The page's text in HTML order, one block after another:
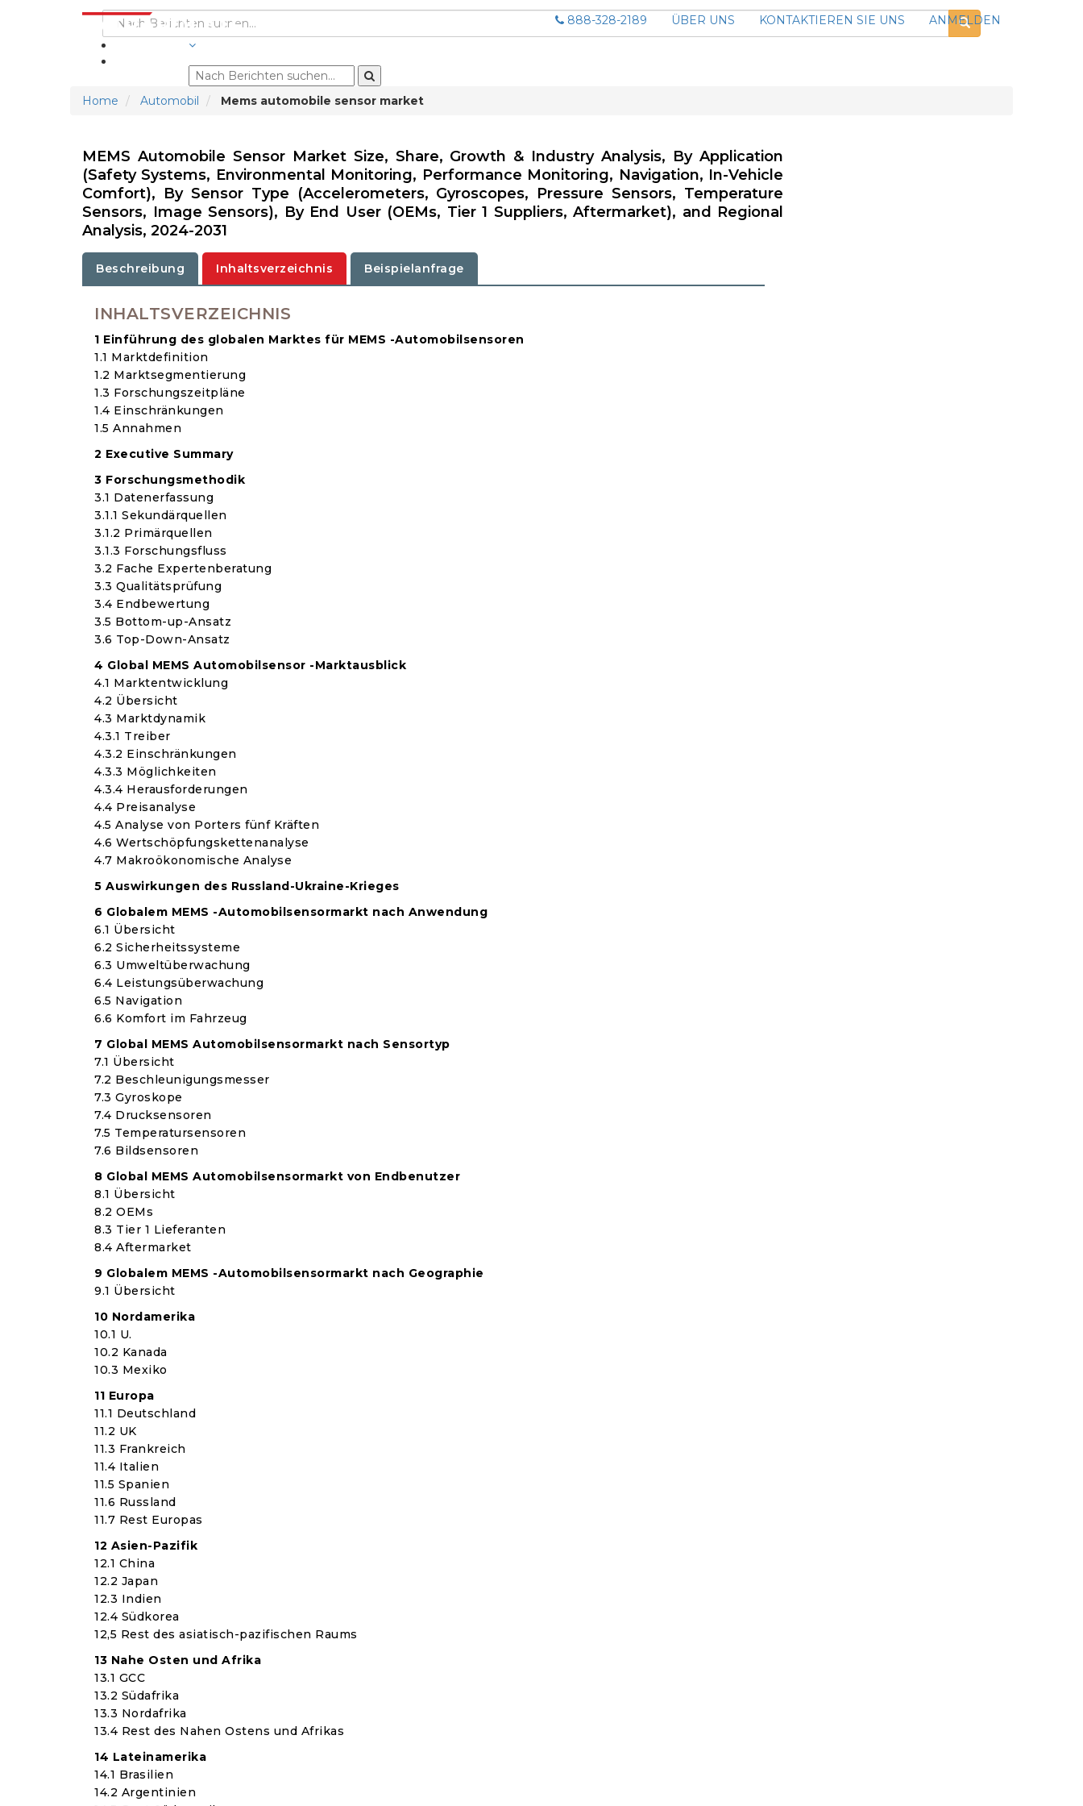
888-328-2189 ÜBER UNS KONTAKTIEREN SIE UNS
ANMELDEN
Home Automobil Mems automobile sensor market
MEMS Automobile Sensor Market Size, Share, Growth & Industry Analysis, By Application
(Safety Systems, Environmental Monitoring, Performance Monitoring, Navigation, In-Vehicle
Comfort), By Sensor Type (Accelerometers, Gyroscopes, Pressure Sensors, Temperature
Sensors, Image Sensors), By End User (OEMs, Tier 1 Suppliers, Aftermarket), and Regional
Analysis, 2024-2031
Beschreibung Inhaltsverzeichnis Beispielanfrage
INHALTSVERZEICHNIS
1 Einführung des globalen Marktes für MEMS -Automobilsensoren
1.1 Marktdefinition
1.2 Marktsegmentierung
1.3 Forschungszeitpläne
1.4 Einschränkungen
1.5 Annahmen
2 Executive Summary
3 Forschungsmethodik
3.1 Datenerfassung
3.1.1 Sekundärquellen
3.1.2 Primärquellen
3.1.3 Forschungsfluss
3.2 Fache Expertenberatung
3.3 Qualitätsprüfung
3.4 Endbewertung
3.5 Bottom-up-Ansatz
3.6 Top-Down-Ansatz
4 Global MEMS Automobilsensor -Marktausblick
4.1 Marktentwicklung
4.2 Übersicht
4.3 Marktdynamik
4.3.1 Treiber
4.3.2 Einschränkungen
4.3.3 Möglichkeiten
4.3.4 Herausforderungen
4.4 Preisanalyse
4.5 Analyse von Porters fünf Kräften
4.6 Wertschöpfungskettenanalyse
4.7 Makroökonomische Analyse
5 Auswirkungen des Russland-Ukraine-Krieges
6 Globalem MEMS -Automobilsensormarkt nach Anwendung
6.1 Übersicht
6.2 Sicherheitssysteme
6.3 Umweltüberwachung
6.4 Leistungsüberwachung
6.5 Navigation
6.6 Komfort im Fahrzeug
7 Global MEMS Automobilsensormarkt nach Sensortyp
7.1 Übersicht
7.2 Beschleunigungsmesser
7.3 Gyroskope
7.4 Drucksensoren
7.5 Temperatursensoren
7.6 Bildsensoren
8 Global MEMS Automobilsensormarkt von Endbenutzer
8.1 Übersicht
8.2 OEMs
8.3 Tier 1 Lieferanten
8.4 Aftermarket
9 Globalem MEMS -Automobilsensormarkt nach Geographie
9.1 Übersicht
10 Nordamerika
10.1 U.
10.2 Kanada
10.3 Mexiko
11 Europa
11.1 Deutschland
11.2 UK
11.3 Frankreich
11.4 Italien
11.5 Spanien
11.6 Russland
11.7 Rest Europas
12 Asien-Pazifik
12.1 China
12.2 Japan
12.3 Indien
12.4 Südkorea
12,5 Rest des asiatisch-pazifischen Raums
13 Nahe Osten und Afrika
13.1 GCC
13.2 Südafrika
13.3 Nordafrika
13.4 Rest des Nahen Ostens und Afrikas
14 Lateinamerika
14.1 Brasilien
14.2 Argentinien